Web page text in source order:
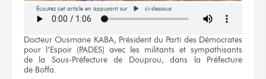
Écoutez cet article en appuyant sur ci-dessous
DocteurOusmane KABA, Présidentdu Parti des Démocrates
pour l’Espoir (PADES) avec les militants et sympathisants
de la Sous-Préfecture de Douprou, dans
la Préfecture
de Boffa.